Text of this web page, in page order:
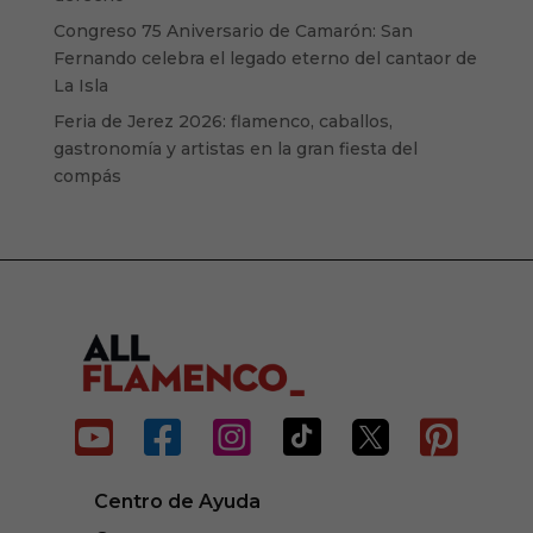
Congreso 75 Aniversario de Camarón: San
Fernando celebra el legado eterno del cantaor de
La Isla
Feria de Jerez 2026: flamenco, caballos,
gastronomía y artistas en la gran fiesta del
compás
     
Centro de Ayuda